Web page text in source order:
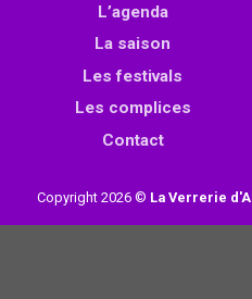
L’agenda
La saison
Les festivals
Les complices
Contact
Copyright 2026 © La Verrerie